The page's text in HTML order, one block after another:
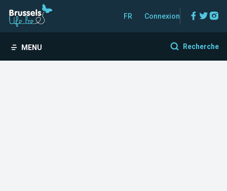
FR Connexion
MENU Recherche